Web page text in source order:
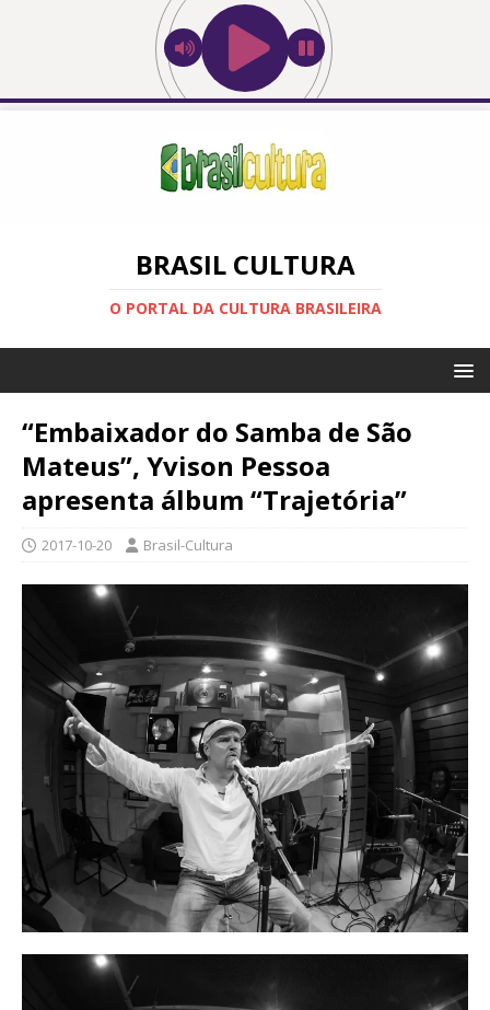
BRASIL CULTURA
O PORTAL DA CULTURA BRASILEIRA
“Embaixador do Samba de São
Mateus”, Yvison Pessoa
apresenta álbum “Trajetória”
2017-10-20 Brasil-Cultura